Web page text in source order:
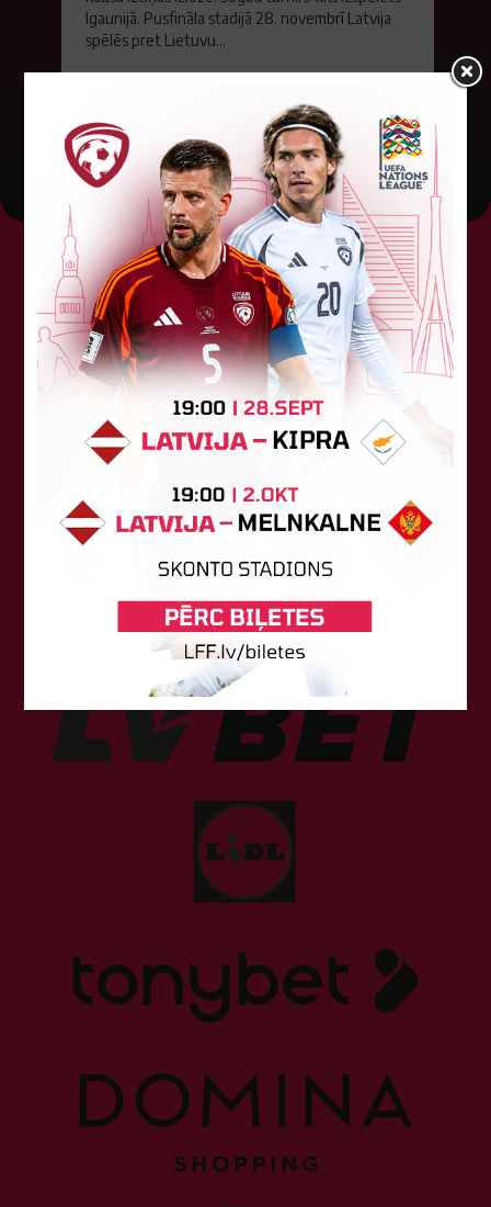
Igaunijā. Pusfināla stadijā 28. novembrī Latvija
spēlēs pret Lietuvu...
04. augusts 2026.
Tehniskais sponsors
Sponsori